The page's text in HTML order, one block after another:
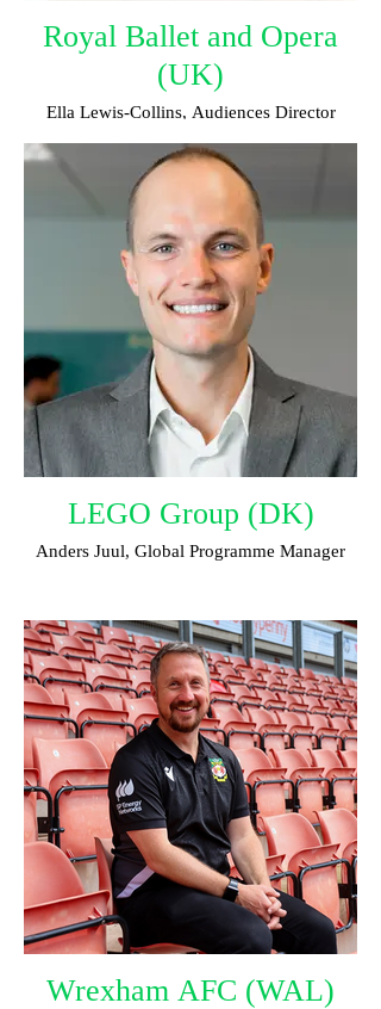
Royal Ballet and Opera
(UK)
Ella Lewis-Collins, Audiences Director
LEGO Group (DK)
Anders Juul, Global Programme Manager
Wrexham AFC (WAL)